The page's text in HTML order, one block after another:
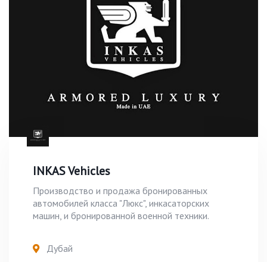
INKAS Vehicles
Производство и продажа бронированных
автомобилей класса "Люкс", инкасаторских
машин, и бронированной военной техники.
Дубай